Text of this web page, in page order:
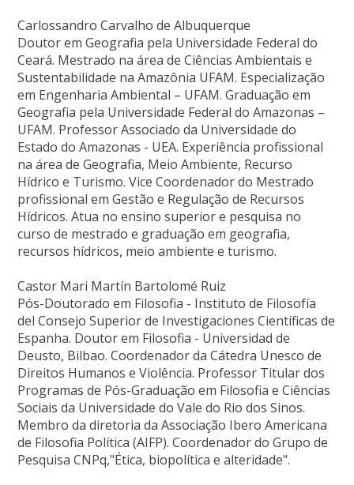
Carlossandro Carvalho de Albuquerque
Doutor em Geografia pela Universidade Federal do
Ceará. Mestrado na área de Ciências Ambientais e
Sustentabilidade na Amazônia UFAM. Especialização
em Engenharia Ambiental – UFAM. Graduação em
Geografia pela Universidade Federal do Amazonas –
UFAM. Professor Associado da Universidade do
Estado do Amazonas - UEA. Experiência profissional
na área de Geografia, Meio Ambiente, Recurso
Hídrico e Turismo. Vice Coordenador do Mestrado
profissional em Gestão e Regulação de Recursos
Hídricos. Atua no ensino superior e pesquisa no
curso de mestrado e graduação em geografia,
recursos hídricos, meio ambiente e turismo.
Castor Mari Martín Bartolomé Ruiz
Pós-Doutorado em Filosofia - Instituto de Filosofía
del Consejo Superior de Investigaciones Científicas de
Espanha. Doutor em Filosofia - Universidad de
Deusto, Bilbao. Coordenador da Cátedra Unesco de
Direitos Humanos e Violência. Professor Titular dos
Programas de Pós-Graduação em Filosofia e Ciências
Sociais da Universidade do Vale do Rio dos Sinos.
Membro da diretoria da Associação Ibero Americana
de Filosofia Política (AIFP). Coordenador do Grupo de
Pesquisa CNPq,"Ética, biopolítica e alteridade".